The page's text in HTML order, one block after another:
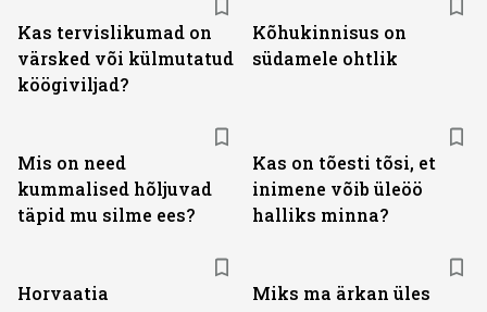
Kas tervislikumad on
värsked või külmutatud
köögiviljad?
Kõhukinnisus on
südamele ohtlik
Mis on need
kummalised hõljuvad
täpid mu silme ees?
Kas on tõesti tõsi, et
inimene võib üleöö
halliks minna?
Horvaatia
Miks ma ärkan üles